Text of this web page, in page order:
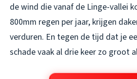
de wind die vanaf de Linge-vallei
800mm regen per jaar, krijgen
verduren. En tegen de tijd dat je
schade vaak al drie keer zo groot